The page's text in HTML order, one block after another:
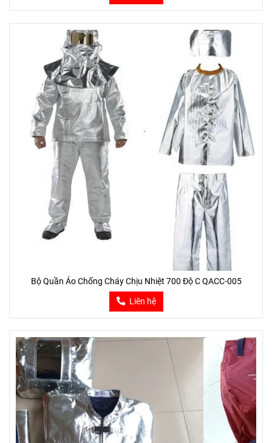
Bộ Quần Áo Chống Cháy Chịu Nhiệt 700 Độ C QACC-005
Liên hệ